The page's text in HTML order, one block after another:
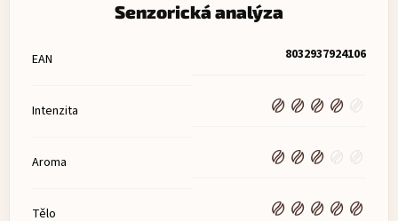
Senzorická analýza
EAN 8032937924106
Intenzita
Aroma
Tělo